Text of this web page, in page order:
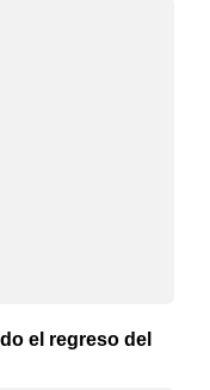
el regreso del